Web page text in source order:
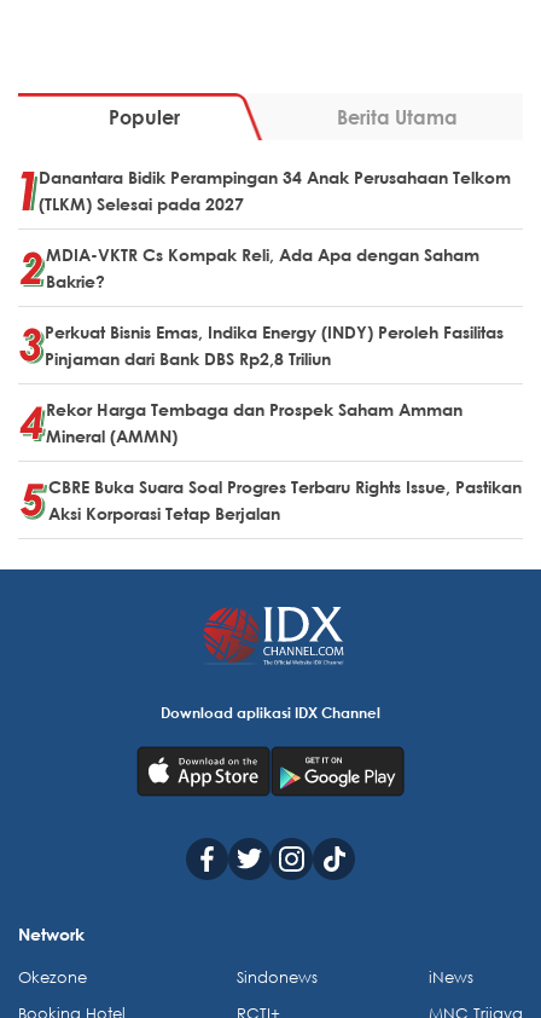
Populer Berita Utama
Danantara Bidik Perampingan 34 Anak Perusahaan Telkom
(TLKM) Selesai pada 2027
MDIA-VKTR Cs Kompak Reli, Ada Apa dengan Saham
Bakrie?
Perkuat Bisnis Emas, Indika Energy (INDY) Peroleh Fasilitas
Pinjaman dari Bank DBS Rp2,8 Triliun
Rekor Harga Tembaga dan Prospek Saham Amman
Mineral (AMMN)
CBRE Buka Suara Soal Progres Terbaru Rights Issue, Pastikan
Aksi Korporasi Tetap Berjalan
Download aplikasi IDX Channel
Network
Okezone
Sindonews
iNews